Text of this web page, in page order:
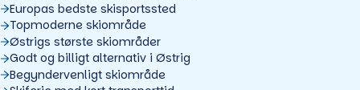
Europas bedste skisportssted
Topmoderne skiområde
Østrigs største skiområder
Godt og billigt alternativ i Østrig
Begyndervenligt skiområde